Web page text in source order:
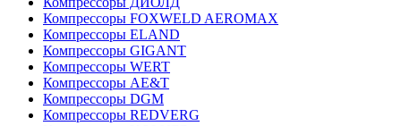
Компрессоры FOXWELD AEROMAX
Компрессоры ELAND
Компрессоры GIGANT
Компрессоры WERT
Компрессоры AE&T
Компрессоры DGM
Компрессоры REDVERG